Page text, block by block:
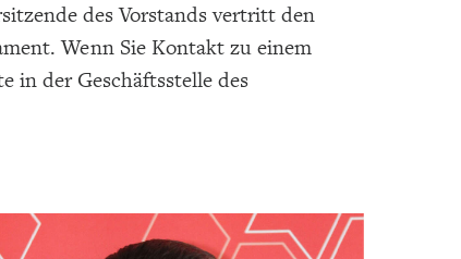
des Vorstands vertritt den
Wenn Sie Kontakt zu einem
in der Geschäftsstelle des